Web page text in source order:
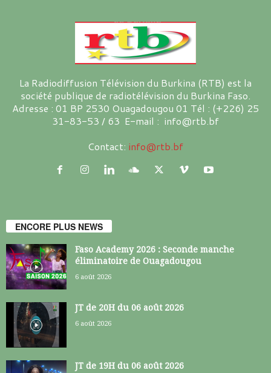
La Radiodiffusion Télévision du Burkina (RTB) est la
société publique de radiotélévision du Burkina Faso.
Adresse : 01 BP 2530 Ouagadougou 01 Tél : (+226) 25
31-83-53 / 63 E-mail : info@rtb.bf
Contact: info@rtb.bf
ENCORE PLUS NEWS
Faso Academy 2026 : Seconde manche
éliminatoire de Ouagadougou
6 août 2026
JT de 20H du 06 août 2026
6 août 2026
JT de 19H du 06 août 2026